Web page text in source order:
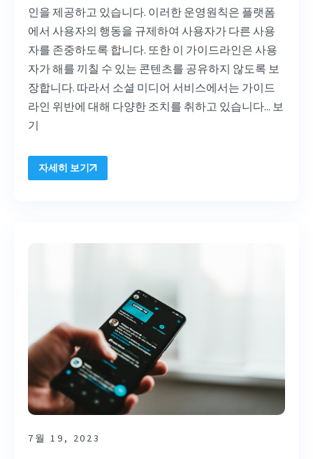
인을 제공하고 있습니다. 이러한 운영원칙은 플랫폼
에서 사용자의 행동을 규제하여 사용자가 다른 사용
자를 존중하도록 합니다. 또한 이 가이드라인은 사용
자가 해를 끼칠 수 있는 콘텐츠를 공유하지 않도록 보
장합니다. 따라서 소셜 미디어 서비스에서는 가이드
라인 위반에 대해 다양한 조치를 취하고 있습니다... 보
기
자세히 보기
7월 19, 2023